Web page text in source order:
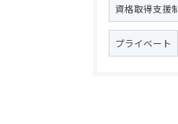
資格取得支援
プライベート